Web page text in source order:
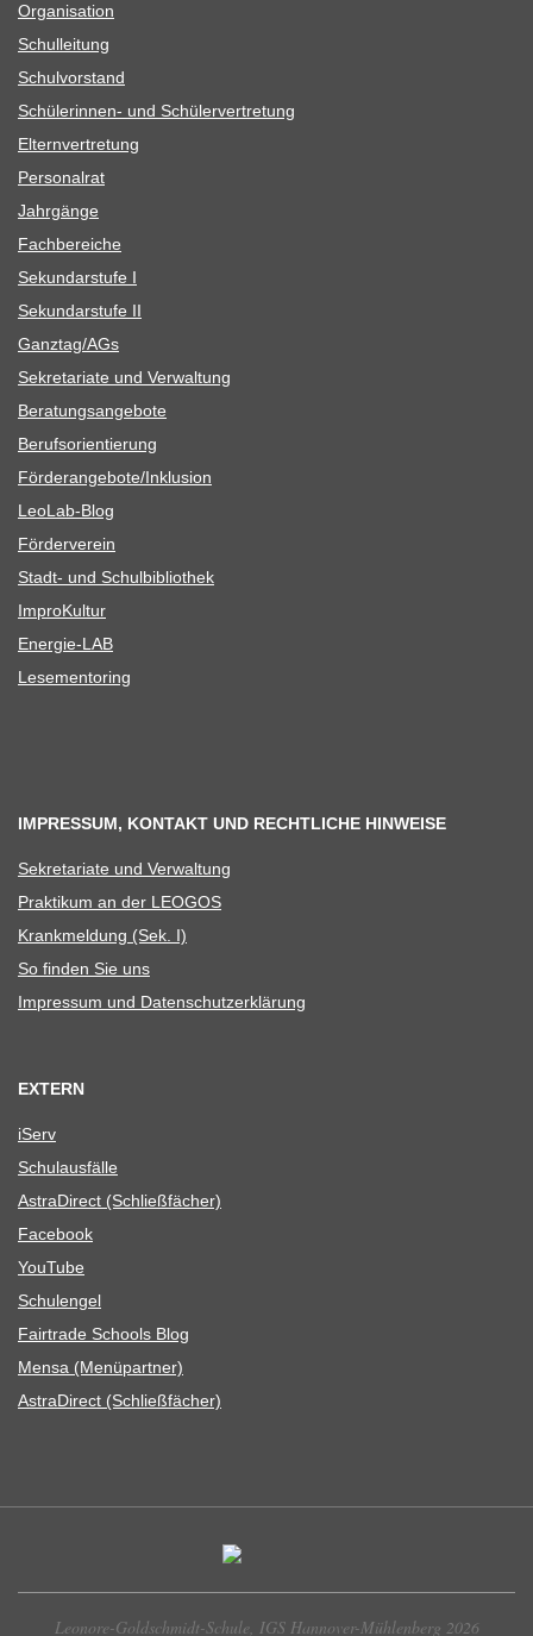
Orga­ni­sa­tion
Schul­lei­tung
Schul­vor­stand
Schü­le­rin­nen- und Schülervertretung
Eltern­ver­tre­tung
Per­so­nal­rat
Jahr­gänge
Fach­be­rei­che
Sekun­dar­stufe I
Sekun­dar­stufe II
Ganztag/​​AGs
Sekre­ta­riate und Verwaltung
Bera­tungs­an­ge­bote
Berufs­ori­en­tie­rung
Förderangebote/​​Inklusion
Leo­Lab-Blog
För­der­ver­ein
Stadt- und Schulbibliothek
Impro­Kul­tur
Ener­­gie-LAB
Lese­men­to­ring
IMPRESSUM, KONTAKT UND RECHTLICHE HINWEISE
Sekre­ta­riate und Verwaltung
Prak­ti­kum an der LEOGOS
Krank­mel­dung (Sek. I)
So fin­den Sie uns
Impres­sum und Datenschutzerklärung
EXTERN
iServ
Schul­aus­fälle
Astra­Di­rect (Schließ­fä­cher)
Face­book
You­Tube
Schul­en­gel
Fair­trade Schools Blog
Mensa (Menü­part­ner)
Astra­Di­rect (Schließ­fä­cher)
Leonore-Goldschmidt-Schule, IGS Hannover-Mühlenberg 2026